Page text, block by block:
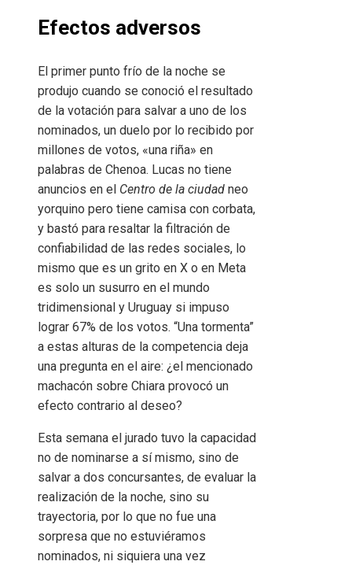
Efectos adversos
El primer punto frío de la noche se
produjo cuando se conoció el resultado
de la votación para salvar a uno de los
nominados, un duelo por lo recibido por
millones de votos, «una riña» en
palabras de Chenoa. Lucas no tiene
anuncios en el Centro de la ciudad neo
yorquino pero tiene camisa con corbata,
y bastó para resaltar la filtración de
confiabilidad de las redes sociales, lo
mismo que es un grito en X o en Meta
es solo un susurro en el mundo
tridimensional y Uruguay si impuso
lograr 67% de los votos. “Una tormenta”
a estas alturas de la competencia deja
una pregunta en el aire: ¿el mencionado
machacón sobre Chiara provocó un
efecto contrario al deseo?
Esta semana el jurado tuvo la capacidad
no de nominarse a sí mismo, sino de
salvar a dos concursantes, de evaluar la
realización de la noche, sino su
trayectoria, por lo que no fue una
sorpresa que no estuviéramos
nominados, ni siquiera una vez